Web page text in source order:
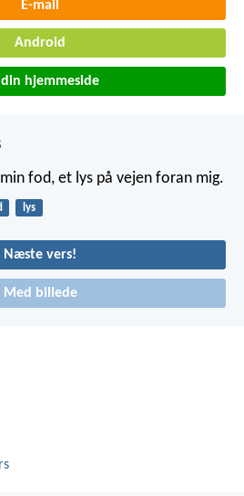
E-mail
Android
din hjemmeside
fod, et lys på vejen foran mig.
lys
Næste vers!
Med billede